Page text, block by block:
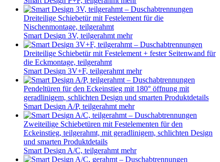
Doppel-Drehfalttür, teilgerahmt, mit geradlinigem, schlichten
Design und smarten Produktdetails
Smart Design S XXLmehr
Schwenktür mit Festelement in Flucht, teilgerahmt, mit
geradlinigem, schlichten Design und smarten Produktdetails
Smart Design Zentraltür, teilgerahmt
Zwei Pendeltüren, teilgerahmt, mit geradlinigem, schlichten
Design und smarten Produktdetails
Smart Design 2P, teilgerahmtmehr
Zwei Pendeltüren, mit geradlinigem, schlichten Design und
smarten Produktdetails
Smart Design 2P, gerahmtmehr
Schiebetür mit Festelement + fester Seitenwand für die